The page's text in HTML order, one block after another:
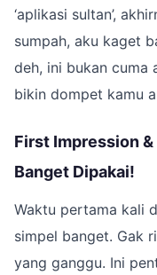
‘aplikasi sultan’,
sumpah, aku kaget
deh, ini bukan cuma
bikin dompet kamu
First Impression
Banget Dipakai!
Waktu pertama kali
simpel banget. Gak
yang ganggu. Ini